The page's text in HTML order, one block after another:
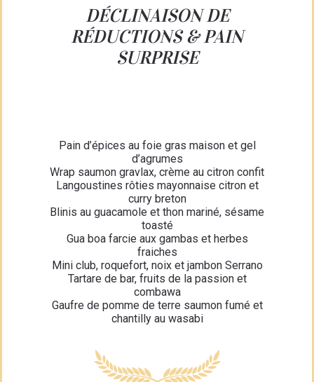
DÉCLINAISON DE
RÉDUCTIONS & PAIN
SURPRISE
Pain d’épices au foie gras maison et gel
d’agrumes
Wrap saumon gravlax, crème au citron confit
Langoustines rôties mayonnaise citron et
curry breton
Blinis au guacamole et thon mariné, sésame
toasté
Gua boa farcie aux gambas et herbes
fraiches
Mini club, roquefort, noix et jambon Serrano
Tartare de bar, fruits de la passion et
combawa
Gaufre de pomme de terre saumon fumé et
chantilly au wasabi